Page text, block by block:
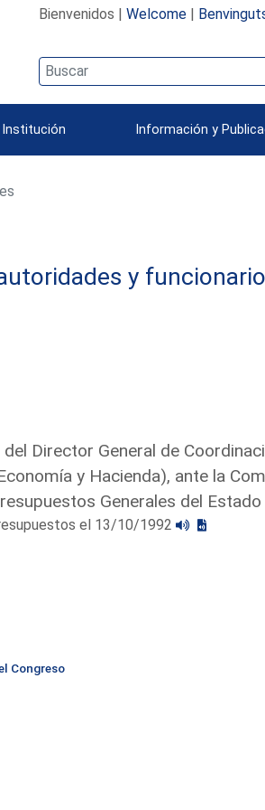
Bienvenidos | Welcome|
Institución Información y
y
Director General de
y Hacienda), ante la
Generales del
el 13/10/1992
Congreso